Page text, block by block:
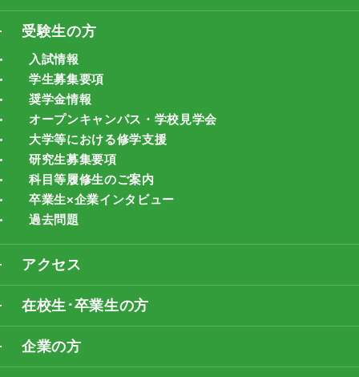
受験生の方
入試情報
学生募集要項
奨学金情報
オープンキャンパス・学校見学会
大学等における修学支援
研究生募集要項
科目等履修生のご案内
卒業生×企業インタビュー
過去問題
アクセス
在校生･卒業生の方
企業の方